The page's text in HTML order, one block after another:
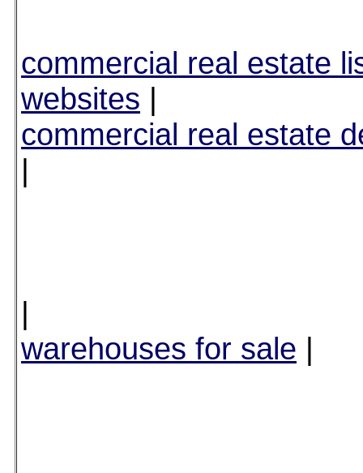
commercial real estate
websites |
commercial real estate
|
|
warehouses for sale |